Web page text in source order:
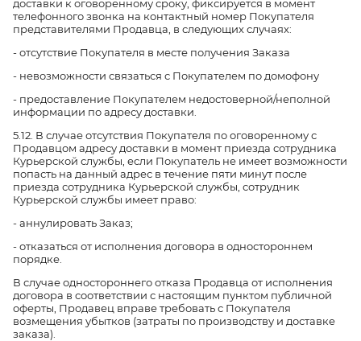
доставки к оговоренному сроку, фиксируется в момент
телефонного звонка на контактный номер Покупателя
представителями Продавца, в следующих случаях:
- отсутствие Покупателя в месте получения Заказа
- невозможности связаться с Покупателем по домофону
- предоставление Покупателем недостоверной/неполной
информации по адресу доставки.
5.12. В случае отсутствия Покупателя по оговоренному с
Продавцом адресу доставки в момент приезда сотрудника
Курьерской службы, если Покупатель не имеет возможности
попасть на данный адрес в течение пяти минут после
приезда сотрудника Курьерской службы, сотрудник
Курьерской службы имеет право:
- аннулировать Заказ;
- отказаться от исполнения договора в одностороннем
порядке.
В случае одностороннего отказа Продавца от исполнения
договора в соответствии с настоящим пунктом публичной
оферты, Продавец вправе требовать с Покупателя
возмещения убытков (затраты по производству и доставке
заказа).